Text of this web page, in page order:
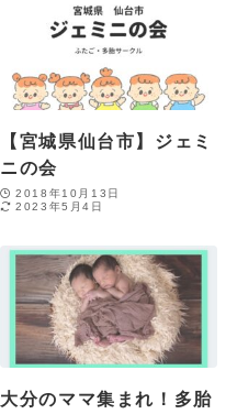
【宮城県仙台市】ジェミ
ニの会
2018年10月13日
2023年5月4日
大分のママ集まれ！多胎